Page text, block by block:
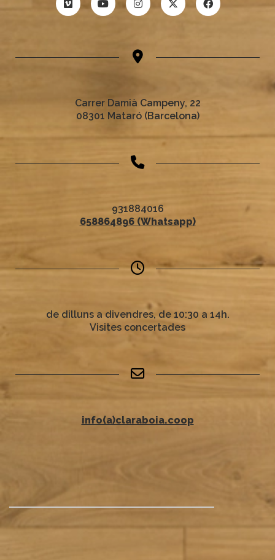
Carrer Damià Campeny, 22
08301 Mataró (Barcelona)
931884016
658864896 (Whatsapp)
de dilluns a divendres, de 10:30 a 14h.
Visites concertades
info(a)claraboia.coop